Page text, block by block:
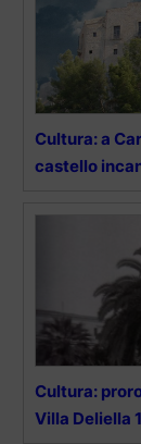
Cultura: a
castello
Cultura:
Villa Deliella